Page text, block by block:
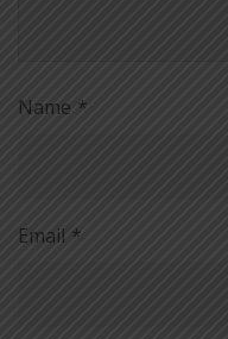
Name *
Email *